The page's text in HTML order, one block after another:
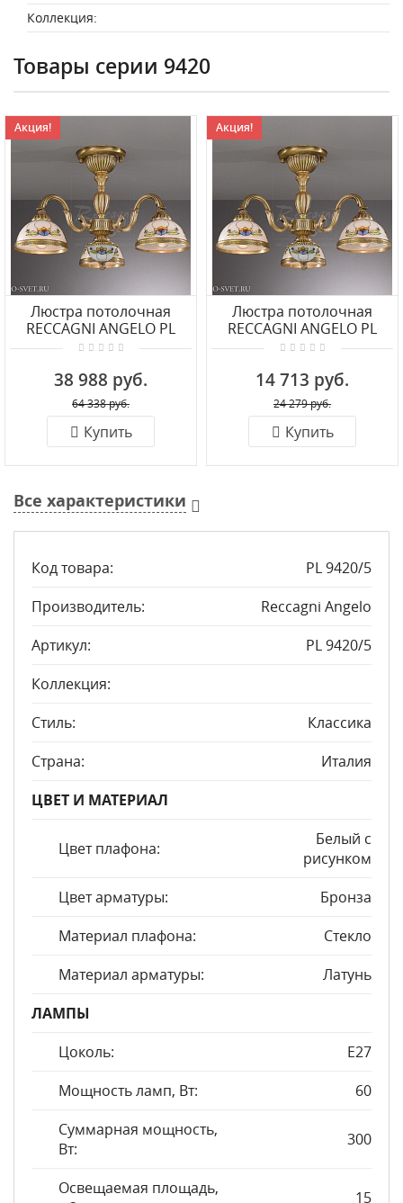
Коллекция:
Товары серии 9420
Акция!
Люстра потолочная
RECCAGNI ANGELO PL
9420/6
38 988 руб.
64 338 руб.
Купить
Акция!
Люстра потолочная
RECCAGNI ANGELO PL
9420/3
14 713 руб.
24 279 руб.
Купить
Все характеристики
Код товара:
PL 9420/5
Производитель:
Reccagni Angelo
Артикул:
PL 9420/5
Коллекция:
Стиль:
Классика
Страна:
Италия
ЦВЕТ И МАТЕРИАЛ
Цвет плафона:
Белый с
рисунком
Цвет арматуры:
Бронза
Материал плафона:
Стекло
Материал арматуры:
Латунь
ЛАМПЫ
Цоколь:
E27
Мощность ламп, Вт:
60
Суммарная мощность,
Вт:
300
Освещаемая площадь,
15